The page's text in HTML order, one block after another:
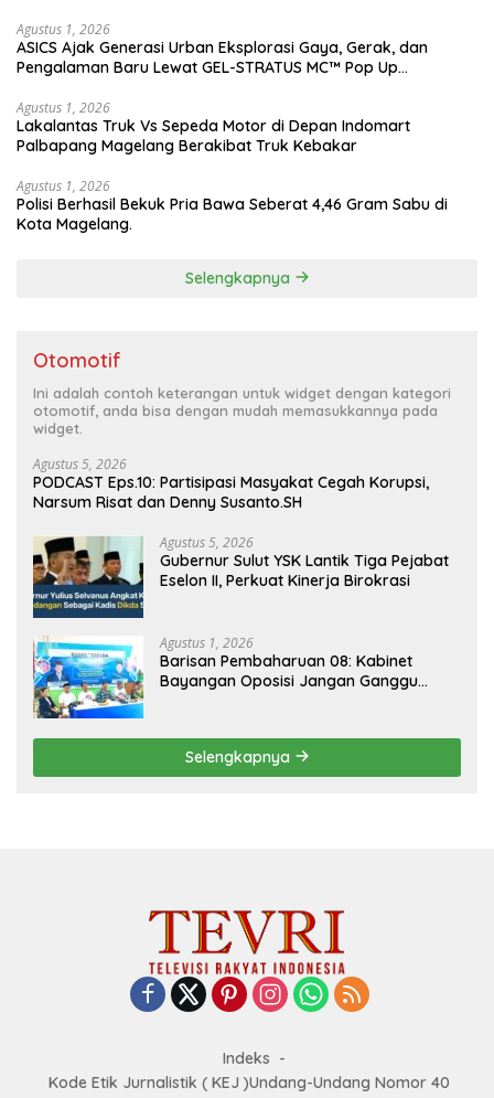
Agustus 1, 2026
ASICS Ajak Generasi Urban Eksplorasi Gaya, Gerak, dan
Pengalaman Baru Lewat GEL-STRATUS MC™ Pop Up
Agustus 1, 2026
Lakalantas Truk Vs Sepeda Motor di Depan Indomart
Palbapang Magelang Berakibat Truk Kebakar
Agustus 1, 2026
Polisi Berhasil Bekuk Pria Bawa Seberat 4,46 Gram Sabu di
Kota Magelang.
Selengkapnya
Otomotif
Ini adalah contoh keterangan untuk widget dengan kategori
otomotif, anda bisa dengan mudah memasukkannya pada
widget.
Agustus 5, 2026
PODCAST Eps.10: Partisipasi Masyakat Cegah Korupsi,
Narsum Risat dan Denny Susanto.SH
Agustus 5, 2026
Gubernur Sulut YSK Lantik Tiga Pejabat
Eselon II, Perkuat Kinerja Birokrasi
Agustus 1, 2026
Barisan Pembaharuan 08: Kabinet
Bayangan Oposisi Jangan Ganggu
Selengkapnya
Indeks
Kode Etik Jurnalistik ( KEJ )Undang-Undang Nomor 40